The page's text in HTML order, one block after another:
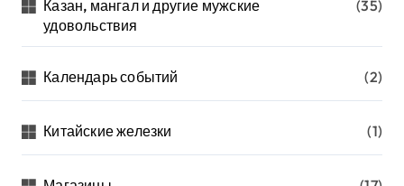
Казан, мангал и другие мужские
удовольствия
(35)
Календарь событий (2)
Китайские железки (1)